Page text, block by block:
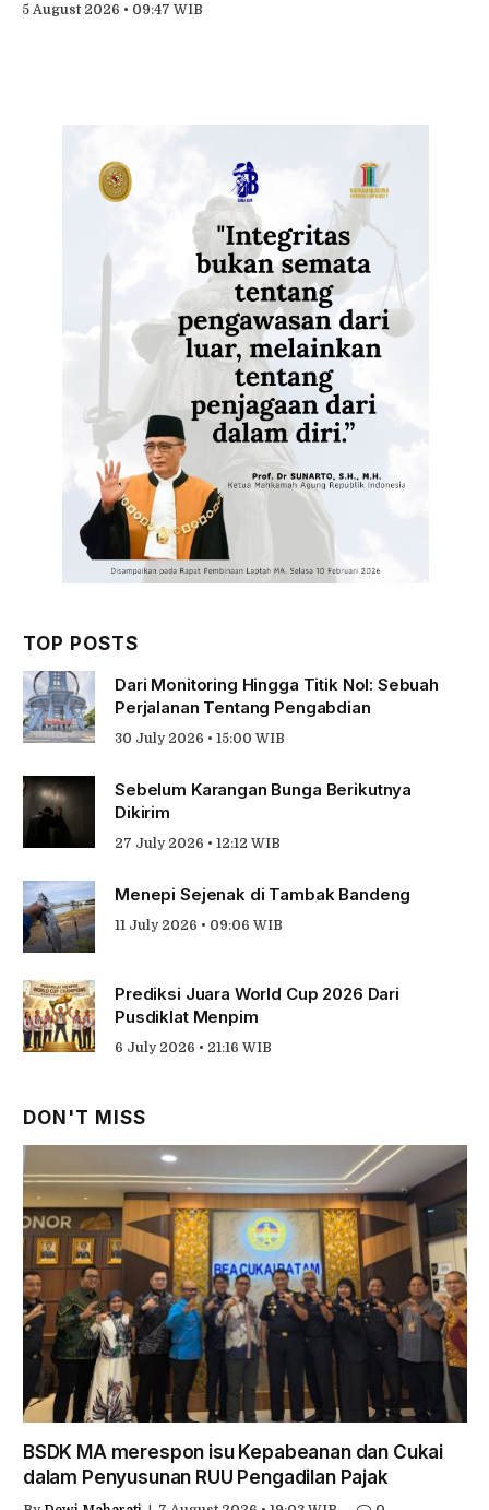
5 August 2026 • 09:47 WIB
TOP POSTS
Dari Monitoring Hingga Titik Nol: Sebuah
Perjalanan Tentang Pengabdian
30 July 2026 • 15:00 WIB
Sebelum Karangan Bunga Berikutnya
Dikirim
27 July 2026 • 12:12 WIB
Menepi Sejenak di Tambak Bandeng
11 July 2026 • 09:06 WIB
Prediksi Juara World Cup 2026 Dari
Pusdiklat Menpim
6 July 2026 • 21:16 WIB
DON'T MISS
BSDK MA merespon isu Kepabeanan dan Cukai
dalam Penyusunan RUU Pengadilan Pajak